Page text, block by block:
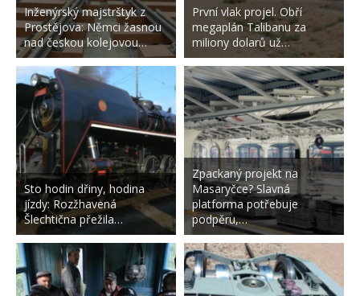
Inženýrský majstrštyk z
Prostějova: Němci žasnou
nad českou kolejovou…
Sto hodin dřiny, hodina
jízdy: Rozžhavená
Šlechtična přežila…
První vlak projel. Obří
megaplán Talibanu za
miliony dolarů už…
Zpackaný projekt na
Masaryčce? Slavná
platforma potřebuje
podpěru,…